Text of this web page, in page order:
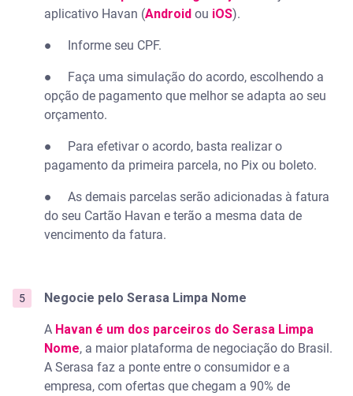
aplicativo Havan (Android ou iOS).
● Informe seu CPF.
● Faça uma simulação do acordo, escolhendo a
opção de pagamento que melhor se adapta ao seu
orçamento.
● Para efetivar o acordo, basta realizar o
pagamento da primeira parcela, no Pix ou boleto.
● As demais parcelas serão adicionadas à fatura
do seu Cartão Havan e terão a mesma data de
vencimento da fatura.
Negocie pelo Serasa Limpa Nome
A Havan é um dos parceiros do Serasa Limpa
Nome, a maior plataforma de negociação do Brasil.
A Serasa faz a ponte entre o consumidor e a
empresa, com ofertas que chegam a 90% de